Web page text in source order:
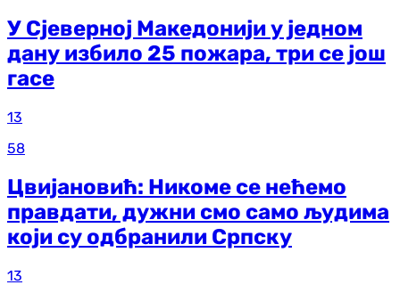
У Сјеверној Македонији у једном
дану избило 25 пожара, три се још
гасе
13
58
Цвијановић: Никоме се нећемо
правдати, дужни смо само људима
који су одбранили Српску
13